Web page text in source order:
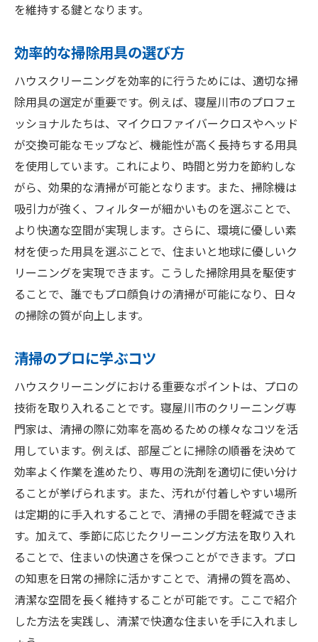
を維持する鍵となります。
効率的な掃除用具の選び方
ハウスクリーニングを効率的に行うためには、適切な掃
除用具の選定が重要です。例えば、寝屋川市のプロフェ
ッショナルたちは、マイクロファイバークロスやヘッド
が交換可能なモップなど、機能性が高く長持ちする用具
を使用しています。これにより、時間と労力を節約しな
がら、効果的な清掃が可能となります。また、掃除機は
吸引力が強く、フィルターが細かいものを選ぶことで、
より快適な空間が実現します。さらに、環境に優しい素
材を使った用具を選ぶことで、住まいと地球に優しいク
リーニングを実現できます。こうした掃除用具を駆使す
ることで、誰でもプロ顔負けの清掃が可能になり、日々
の掃除の質が向上します。
清掃のプロに学ぶコツ
ハウスクリーニングにおける重要なポイントは、プロの
技術を取り入れることです。寝屋川市のクリーニング専
門家は、清掃の際に効率を高めるための様々なコツを活
用しています。例えば、部屋ごとに掃除の順番を決めて
効率よく作業を進めたり、専用の洗剤を適切に使い分け
ることが挙げられます。また、汚れが付着しやすい場所
は定期的に手入れすることで、清掃の手間を軽減できま
す。加えて、季節に応じたクリーニング方法を取り入れ
ることで、住まいの快適さを保つことができます。プロ
の知恵を日常の掃除に活かすことで、清掃の質を高め、
清潔な空間を長く維持することが可能です。ここで紹介
した方法を実践し、清潔で快適な住まいを手に入れまし